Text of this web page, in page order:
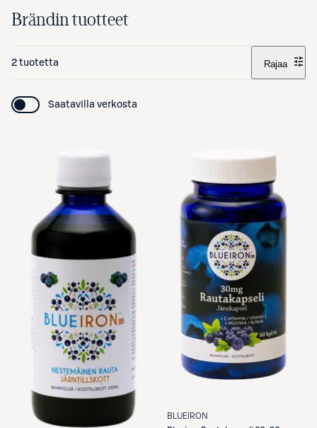
Brändin tuotteet
2 tuotetta Rajaa
Saatavilla verkosta
BLUEIRON